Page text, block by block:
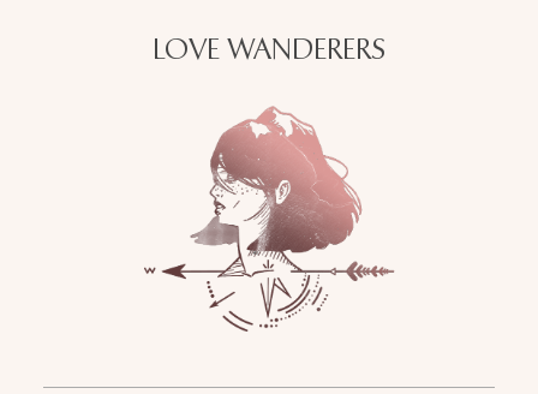
LOVE WANDERERS